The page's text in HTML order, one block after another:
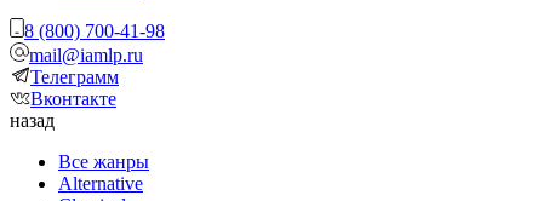
8 (800) 700-41-98
mail@iamlp.ru
Телеграмм
Вконтакте
назад
Все жанры
Alternative